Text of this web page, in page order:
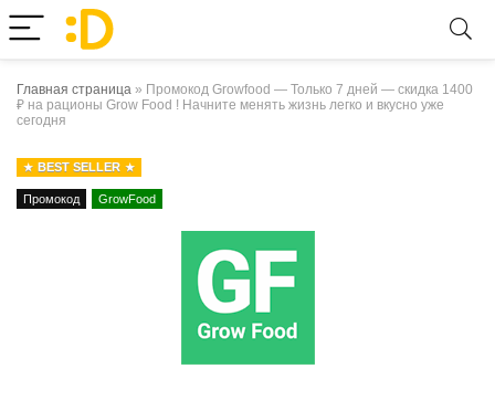
Главная страница » Промокод Growfood — Только 7 дней — скидка 1400
₽ на рационы Grow Food ! Начните менять жизнь легко и вкусно уже
сегодня
BEST SELLER
Промокод GrowFood